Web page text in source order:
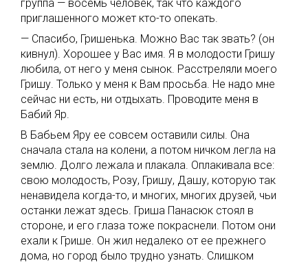
группа — восемь человек, так что каждого
приглашенного может кто-то опекать.
— Спасибо, Гришенька. Можно Вас так звать? (он
кивнул). Хорошее у Вас имя. Я в молодости Гришу
любила, от него у меня сынок. Расстреляли моего
Гришу. Только у меня к Вам просьба. Не надо мне
сейчас ни есть, ни отдыхать. Проводите меня в
Бабий Яр.
В Бабьем Яру ее совсем оставили силы. Она
сначала стала на колени, а потом ничком легла на
землю. Долго лежала и плакала. Оплакивала все:
свою молодость, Розу, Гришу, Дашу, которую так
ненавидела когда-то, и многих, многих друзей, чьи
останки лежат здесь. Гриша Панасюк стоял в
стороне, и его глаза тоже покраснели. Потом они
ехали к Грише. Он жил недалеко от ее прежнего
дома, но город было трудно узнать. Слишком